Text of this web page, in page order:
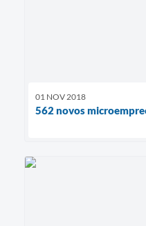
01 NOV 2018
562 novos